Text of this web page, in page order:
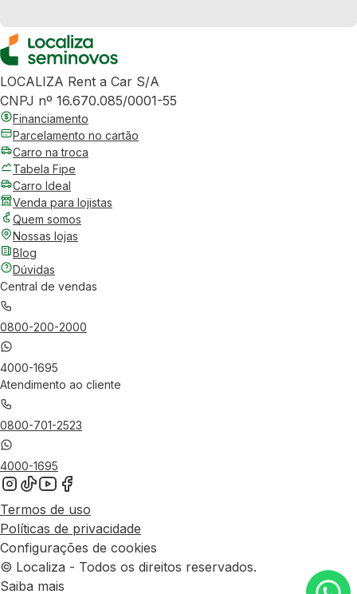
LOCALIZA Rent a Car S/A
CNPJ nº 16.670.085/0001-55
Financiamento
Parcelamento no cartão
Carro na troca
Tabela Fipe
Carro Ideal
Venda para lojistas
Quem somos
Nossas lojas
Blog
Dúvidas
Central de vendas
0800-200-2000
4000-1695
Atendimento ao cliente
0800-701-2523
4000-1695
Termos de uso
Políticas de privacidade
Configurações de cookies
© Localiza - Todos os direitos reservados.
Saiba mais